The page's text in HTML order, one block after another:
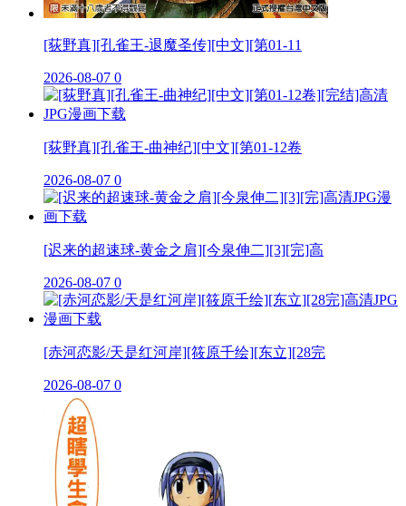
[荻野真][孔雀王-退魔圣传][中文][第01-11
2026-08-07 0
[荻野真][孔雀王-曲神纪][中文][第01-12卷
2026-08-07 0
[迟来的超速球-黄金之肩][今泉伸二][3][完]高
2026-08-07 0
[赤河恋影/天是红河岸][筱原千绘][东立][28完
2026-08-07 0